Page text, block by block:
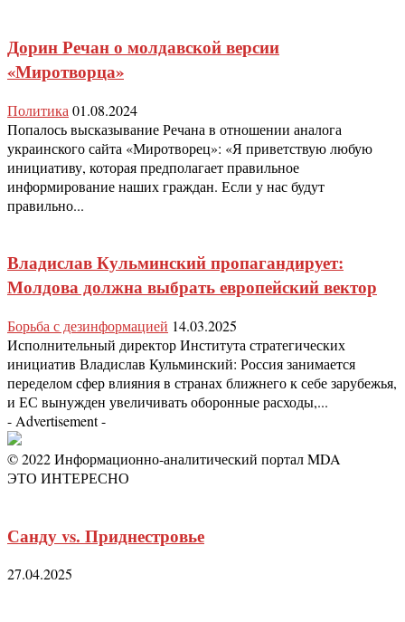
Дорин Речан о молдавской версии
«Миротворца»
Политика 01.08.2024
Попалось высказывание Речана в отношении аналога
украинского сайта «Миротворец»: «Я приветствую любую
инициативу, которая предполагает правильное
информирование наших граждан. Если у нас будут
правильно...
Владислав Кульминский пропагандирует:
Молдова должна выбрать европейский вектор
Борьба с дезинформацией 14.03.2025
Исполнительный директор Института стратегических
инициатив Владислав Кульминский: Россия занимается
переделом сфер влияния в странах ближнего к себе зарубежья,
и ЕС вынужден увеличивать оборонные расходы,...
- Advertisement -
© 2022 Информационно-аналитический портал MDA
ЭТО ИНТЕРЕСНО
Санду vs. Приднестровье
27.04.2025